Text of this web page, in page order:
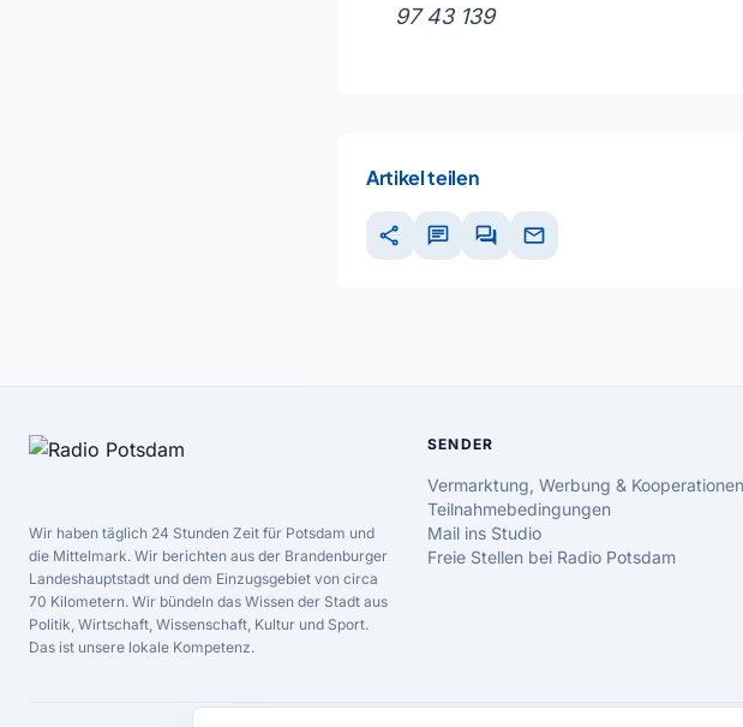
97 43 139
Artikel teilen
share chat forum mail
Wir haben täglich 24 Stunden Zeit für Potsdam und
die Mittelmark. Wir berichten aus der Brandenburger
Landeshauptstadt und dem Einzugsgebiet von circa
70 Kilometern. Wir bündeln das Wissen der Stadt aus
Politik, Wirtschaft, Wissenschaft, Kultur und Sport.
Das ist unsere lokale Kompetenz.
SENDER
Vermarktung, Werbung & Kooperationen
Teilnahmebedingungen
Mail ins Studio
Freie Stellen bei Radio Potsdam